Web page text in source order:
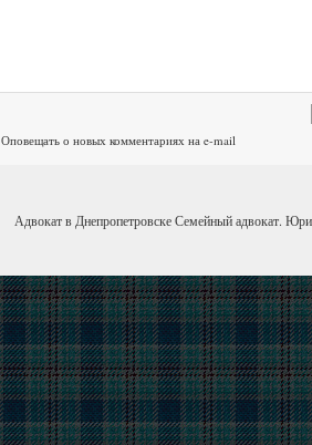
Оповещать о новых комментариях на e-mail
Адвокат в ДнепропетровскеСемейный адвокат.